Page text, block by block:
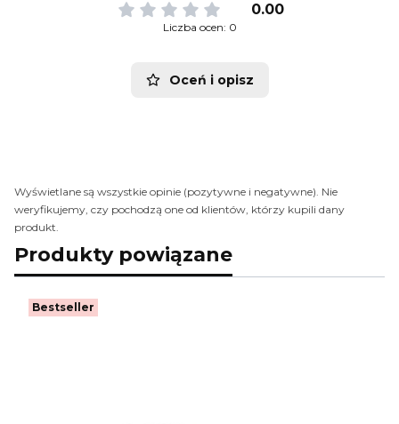
0.00
Liczba ocen: 0
Oceń i opisz
Wyświetlane są wszystkie opinie (pozytywne i negatywne). Nie
weryfikujemy, czy pochodzą one od klientów, którzy kupili dany
produkt.
Produkty powiązane
Bestseller